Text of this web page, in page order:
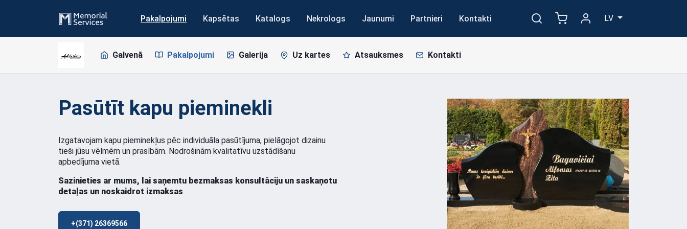
Pakalpojumi Kapsētas Katalogs Nekrologs Jaunumi Partnieri Kontakti LV
Galvenā Pakalpojumi Galerija Uz kartes Atsauksmes Kontakti
Pasūtīt kapu pieminekli
Izgatavojam kapu pieminekļus pēc individuāla pasūtījuma, pielāgojot dizainu
tieši jūsu vēlmēm un prasībām. Nodrošinām kvalitatīvu uzstādīšanu
apbedījuma vietā.
Sazinieties ar mums, lai saņemtu bezmaksas konsultāciju un saskaņotu
detaļas un noskaidrot izmaksas
+(371) 26369566